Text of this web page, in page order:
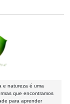
e natureza é uma
que encontramos
para aprender